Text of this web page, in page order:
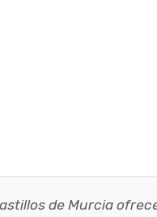
de Murcia